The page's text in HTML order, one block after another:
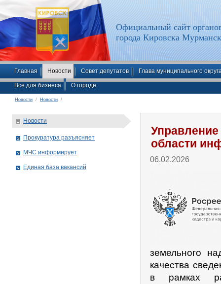
Официальный сайт
города Кировска
Главная Новости Совет депутатов Глава муниципального
Все для бизнеса О городе
Новости / Новости /
области
06.02.2026
земельного
качества
в рамках
Новости
Прокуратура разъясняет
МЧС информирует
Единая база вакансий